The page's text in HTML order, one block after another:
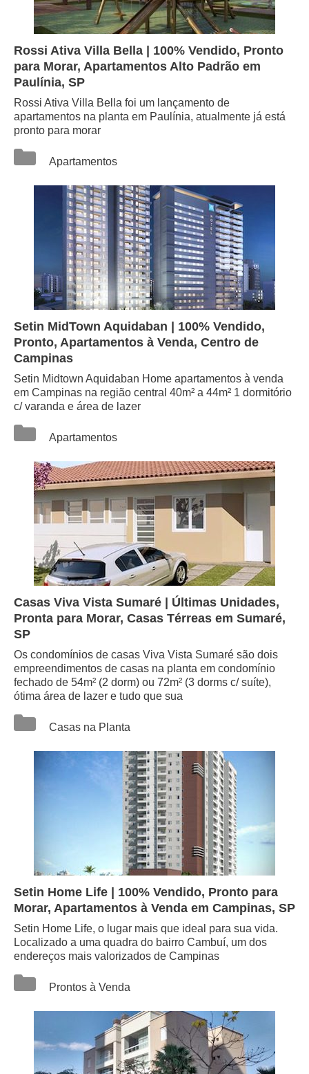
Rossi Ativa Villa Bella | 100% Vendido, Pronto
para Morar, Apartamentos Alto Padrão em
Paulínia, SP
Rossi Ativa Villa Bella foi um lançamento de
apartamentos na planta em Paulínia, atualmente já está
pronto para morar
Apartamentos
Setin MidTown Aquidaban | 100% Vendido,
Pronto, Apartamentos à Venda, Centro de
Campinas
Setin Midtown Aquidaban Home apartamentos à venda
em Campinas na região central 40m² a 44m² 1 dormitório
c/ varanda e área de lazer
Apartamentos
Casas Viva Vista Sumaré | Últimas Unidades,
Pronta para Morar, Casas Térreas em Sumaré,
SP
Os condomínios de casas Viva Vista Sumaré são dois
empreendimentos de casas na planta em condomínio
fechado de 54m² (2 dorm) ou 72m² (3 dorms c/ suíte),
ótima área de lazer e tudo que sua
Casas na Planta
Setin Home Life | 100% Vendido, Pronto para
Morar, Apartamentos à Venda em Campinas, SP
Setin Home Life, o lugar mais que ideal para sua vida.
Localizado a uma quadra do bairro Cambuí, um dos
endereços mais valorizados de Campinas
Prontos à Venda